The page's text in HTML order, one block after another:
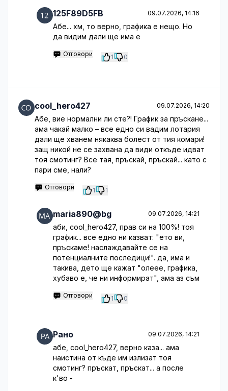
125F89D5FB 09.07.2026, 14:16
Абе... хм, то верно, графика е нещо. Но
да видим дали ще има е
Отговори 1 0
cool_hero427 09.07.2026, 14:20
Абе, вие нормални ли сте?! График за пръскане...
ама чакай малко – все едно си вадим лотария
дали ще хванем някаква болест от тия комари!
защ никой не се захвана да види откъде идват
тоя смотинг? Все тая, пръскай, пръскай... като с
пари сме, нали?
Отговори 1 1
maria890@bg 09.07.2026, 14:21
аби, cool_hero427, прав си на 100%! тоя
график... все едно ни казват: "ето ви,
пръскаме! наслаждавайте се на
потенциалните последици!". да, има и
такива, дето ще кажат "олеее, графика,
хубаво е, че ни информират", ама аз съм
Отговори 1 0
Рано 09.07.2026, 14:21
абе, cool_hero427, верно каза... ама
наистина от къде им излизат тоя
смотинг? пръскат, пръскат... а после
к'во -